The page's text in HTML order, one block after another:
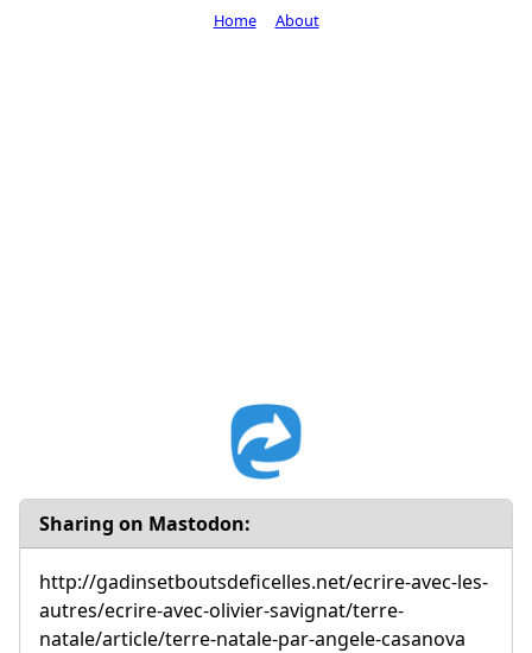
Sharing on Mastodon:
http://gadinsetboutsdeficelles.net/ecrire-avec-les-
autres/ecrire-avec-olivier-savignat/terre-
natale/article/terre-natale-par-angele-casanova
Home About